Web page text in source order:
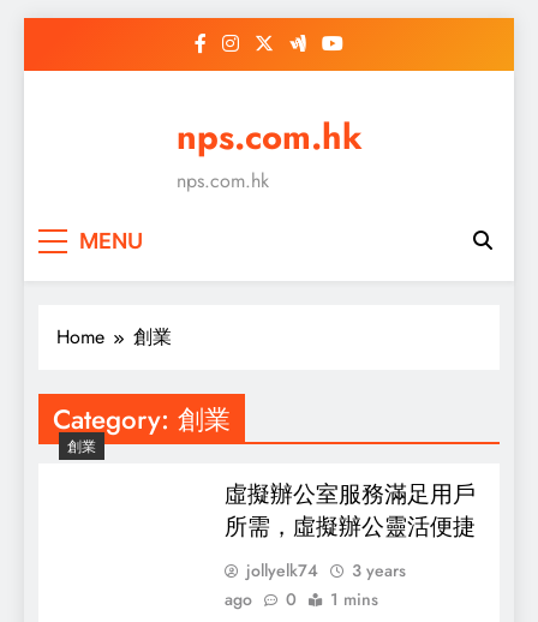
nps.com.hk
nps.com.hk
MENU
Home 創業
Category: 創業
創業
虛擬辦公室服務滿足用戶
所需，虛擬辦公靈活便捷
jollyelk74
3 years
ago
0 1 mins